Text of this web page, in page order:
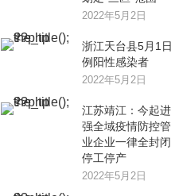
2022年5月2日
浙江天台县5月1
例阳性感染者
2022年5月2日
江苏靖江：今起
强全域疫情防控
业企业一律全封
停工停产
2022年5月2日